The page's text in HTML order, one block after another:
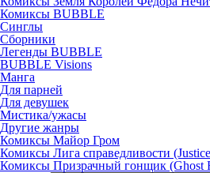
Комиксы BUBBLE
Синглы
Сборники
Легенды BUBBLE
BUBBLE Visions
Манга
Для парней
Для девушек
Мистика/ужасы
Другие жанры
Комиксы Майор Гром
Комиксы Лига справедливости
Комиксы Призрачный гонщик (Ghost